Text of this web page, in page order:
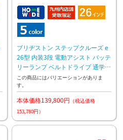
ブリヂストン ステップクルーズ e
26型 内装3段 電動アシスト バッテ
リーランプ ベルトドライブ 通学
通勤
この商品にはバリエーションがありま
す。
本体価格139,800円 （税込価格
153,780円）